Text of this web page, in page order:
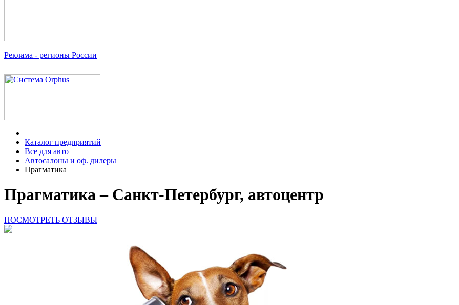
Реклама - регионы России
Каталог предприятий
Все для авто
Автосалоны и оф. дилеры
Прагматика
Прагматика – Санкт-Петербург, автоцентр
ПОСМОТРЕТЬ ОТЗЫВЫ